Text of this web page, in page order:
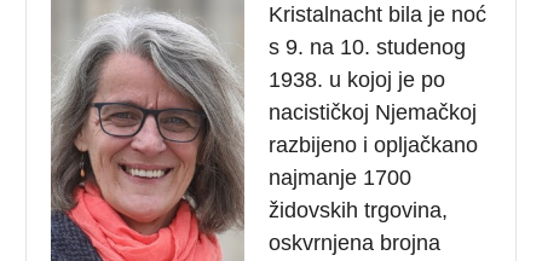
Kristalnacht bila je noć
s 9. na 10. studenog
1938. u kojoj je po
nacističkoj Njemačkoj
razbijeno i opljačkano
najmanje 1700
židovskih trgovina,
oskvrnjena brojna